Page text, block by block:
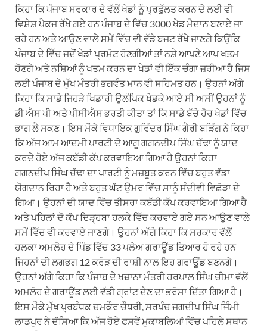
ਕਿਹਾ ਕਿ ਪੰਜਾਬ ਸਰਕਾਰ ਦੇ ਵੱਲੋਂ ਖੇਡਾਂ ਨੂੰ ਪ੍ਰਫੁੱਲਤ ਕਰਨ ਦੇ ਲਈ ਵੀ
ਵਿਸ਼ੇਸ਼ ਪੈਕਜ ਰੱਖੇ ਗਏ ਹਨ ਪੰਜਾਬ ਦੇ ਵਿੱਚ 3000 ਖੇਡ ਮੈਦਾਨ ਬਣਾਏ ਜਾ
ਰਹੇ ਹਨ ਅਤੇ ਆਉਣ ਵਾਲੇ ਸਮੇਂ ਵਿੱਚ ਵੀ ਵੱਡੇ ਬਜਟ ਰੱਖੇ ਜਾਣਗੇ ਕਿਉਂਕਿ
ਪੰਜਾਬ ਦੇ ਵਿੱਚ ਜਦੋਂ ਖੇਡਾਂ ਪ੍ਰਮੋਟ ਹੋਣਗੀਆਂ ਤਾਂ ਨਸ਼ੇ ਆਪਣੇ ਆਪ ਖਤਮ
ਹੋਣਗੇ ਅਤੇ ਨਸ਼ਿਆਂ ਨੂੰ ਖਤਮ ਕਰਨ ਦਾ ਖੇਡਾਂ ਵੀ ਇੱਕ ਚੰਗਾ ਜ਼ਰੀਆ ਹੈ ਜਿਸ
ਲਈ ਪੰਜਾਬ ਦੇ ਮੁੱਖ ਮੰਤਰੀ ਭਗਵੰਤ ਮਾਨ ਵੀ ਸਹਿਮਤ ਹਨ। ਉਹਨਾਂ ਅੱਗੇ
ਕਿਹਾ ਕਿ ਸਾਡੇ ਜਿਹੜੇ ਖਿਡਾਰੀ ਉਲੰਪਿਕ ਖੇਡਕੇ ਆਏ ਸੀ ਅਸੀਂ ਉਹਨਾਂ ਨੂੰ
ਡੀ ਐਸ ਪੀ ਅਤੇ ਪੀਸੀਐਸ ਭਰਤੀ ਕੀਤਾ ਤਾਂ ਕਿ ਸਾਡੇ ਬੱਚੇ ਹੋਰ ਖੇਡਾਂ ਵਿੱਚ
ਭਾਗ ਲੈ ਸਕਣ। ਇਸ ਮੌਕੇ ਵਿਧਾਇਕ ਗੁਰਿੰਦਰ ਸਿੰਘ ਗੈਰੀ ਬੜਿੰਗ ਨੇ ਕਿਹਾ
ਕਿ ਅੱਜ ਆਮ ਆਦਮੀ ਪਾਰਟੀ ਦੇ ਆਗੂ ਗਗਨਦੀਪ ਸਿੰਘ ਚੱਢਾ ਨੂੰ ਯਾਦ
ਕਰਦੇ ਹੋਏ ਅੱਜ ਕਬੱਡੀ ਕੱਪ ਕਰਵਾਇਆ ਗਿਆ ਹੈ ਉਹਨਾਂ ਕਿਹਾ
ਗਗਨਦੀਪ ਸਿੰਘ ਚੱਢਾ ਦਾ ਪਾਰਟੀ ਨੂੰ ਮਜ਼ਬੂਤ ਕਰਨ ਵਿੱਚ ਬਹੁਤ ਵੱਡਾ
ਯੋਗਦਾਨ ਰਿਹਾ ਹੈ ਅਤੇ ਬਹੁਤ ਘੱਟ ਉਮਰ ਵਿੱਚ ਸਾਨੂੰ ਸੰਦੀਵੀ ਵਿਛੋੜਾ ਦੇ
ਗਿਆ। ਉਹਨਾਂ ਦੀ ਯਾਦ ਵਿੱਚ ਤੀਸਰਾ ਕਬੱਡੀ ਕੱਪ ਕਰਵਾਇਆ ਗਿਆ ਹੈ
ਅਤੇ ਪਹਿਲਾਂ ਦੋ ਕੱਪ ਦਿੜ੍ਹਬਾ ਹਲਕੇ ਵਿੱਚ ਕਰਵਾਏ ਗਏ ਸਨ ਆਉਣ ਵਾਲੇ
ਸਮੇਂ ਵਿੱਚ ਵੀ ਕਰਵਾਏ ਜਾਣਗੇ। ਉਹਨਾਂ ਅੱਗੇ ਕਿਹਾ ਕਿ ਸਰਕਾਰ ਵੱਲੋਂ
ਹਲਕਾ ਅਮਲੋਹ ਦੇ ਪਿੰਡ ਵਿੱਚ 33 ਪਲੇਅ ਗਰਾਊਂਡ ਤਿਆਰ ਹੋ ਰਹੇ ਹਨ
ਜਿਹਨਾਂ ਦੀ ਲਗਭਗ 12 ਕਰੋੜ ਦੀ ਰਾਸ਼ੀ ਨਾਲ ਇਹ ਗਰਾਊਂਡ ਬਣਨਗੇ।
ਉਹਨਾਂ ਅੱਗੇ ਕਿਹਾ ਕਿ ਪੰਜਾਬ ਦੇ ਖਜ਼ਾਨਾ ਮੰਤਰੀ ਹਰਪਾਲ ਸਿੰਘ ਚੀਮਾ ਵੱਲੋਂ
ਅਮਲੋਹ ਦੇ ਗਰਾਊਂਡ ਲਈ ਵੱਡੀ ਗ੍ਰਾਂਟ ਦੇਣ ਦਾ ਭਰੋਸਾ ਦਿੱਤਾ ਗਿਆ ਹੈ।
ਇਸ ਮੌਕੇ ਮੁੱਖ ਪ੍ਰਬੰਧਕ ਚਮਕੌਰ ਚੌਧਰੀ, ਸਰਪੰਚ ਜਗਦੀਪ ਸਿੰਘ ਜਿੰਮੀ
ਲਾਡਪੁਰ ਨੇ ਦੱਸਿਆ ਕਿ ਅੱਜ ਹੋਏ ਫਸਵੇਂ ਮੁਕਾਬਲਿਆਂ ਵਿੱਚ ਪਹਿਲੇ ਸਥਾਨ